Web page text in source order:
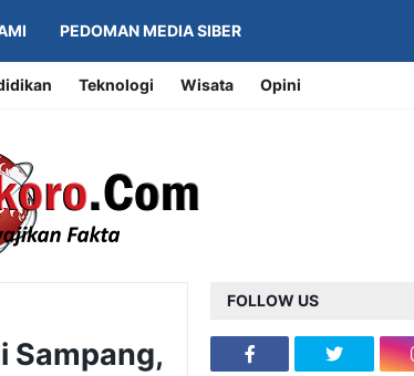
PEDOMAN MEDIA SIBER
Teknologi Wisata Opini
Sampang,
FOLLOW US